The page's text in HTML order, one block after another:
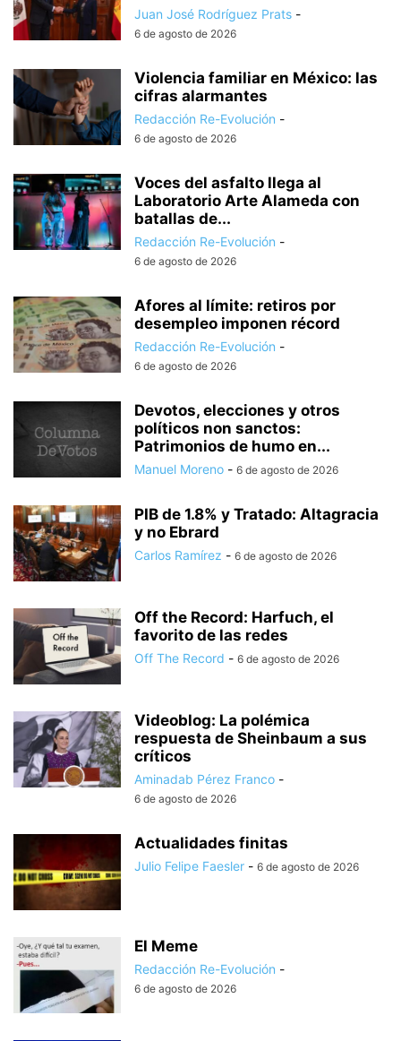
Juan José Rodríguez Prats -
6 de agosto de 2026
Violencia familiar en México: las
cifras alarmantes
Redacción Re-Evolución -
6 de agosto de 2026
Voces del asfalto llega al
Laboratorio Arte Alameda con
batallas de...
Redacción Re-Evolución -
6 de agosto de 2026
Afores al límite: retiros por
desempleo imponen récord
Redacción Re-Evolución -
6 de agosto de 2026
Devotos, elecciones y otros
políticos non sanctos:
Patrimonios de humo en...
Manuel Moreno - 6 de agosto de 2026
PIB de 1.8% y Tratado: Altagracia
y no Ebrard
Carlos Ramírez - 6 de agosto de 2026
Off the Record: Harfuch, el
favorito de las redes
Off The Record - 6 de agosto de 2026
Videoblog: La polémica
respuesta de Sheinbaum a sus
críticos
Aminadab Pérez Franco -
6 de agosto de 2026
Actualidades finitas
Julio Felipe Faesler - 6 de agosto de 2026
El Meme
Redacción Re-Evolución -
6 de agosto de 2026